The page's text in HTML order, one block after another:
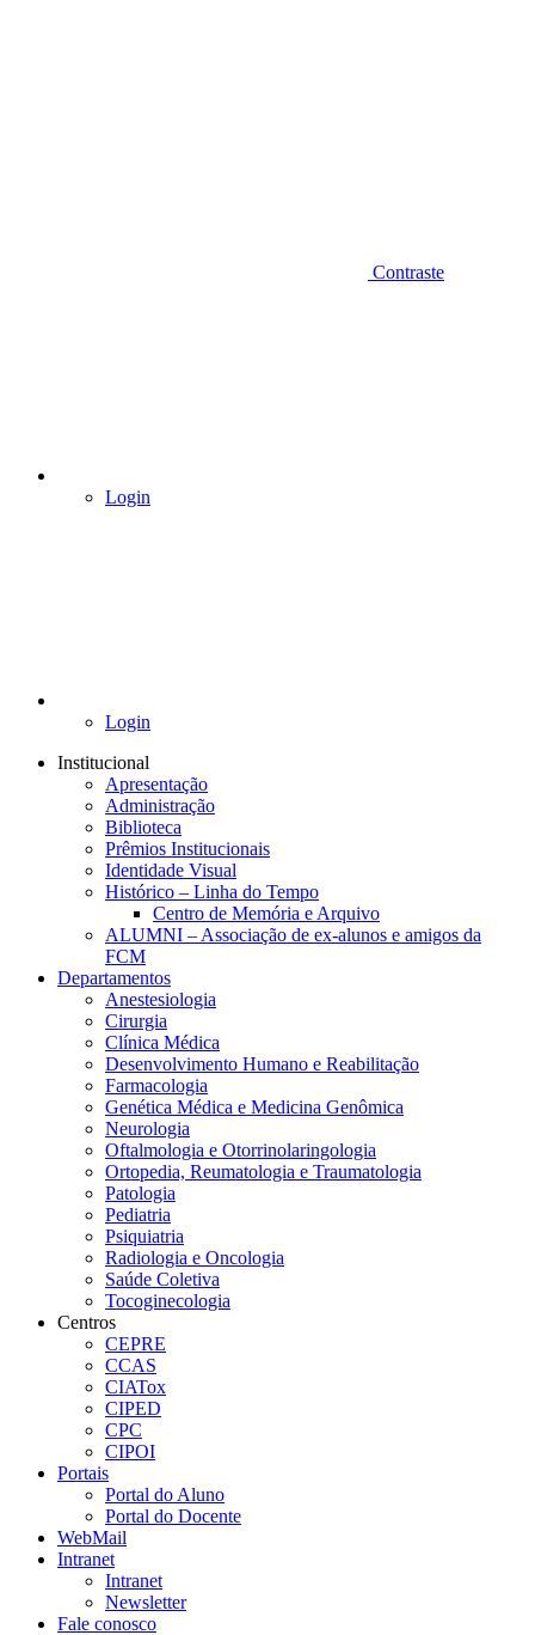
Contraste
Login
Login
Institucional
Apresentação
Administração
Biblioteca
Prêmios Institucionais
Identidade Visual
Histórico – Linha do Tempo
Centro de Memória e Arquivo
ALUMNI – Associação de ex-alunos e amigos da
FCM
Departamentos
Anestesiologia
Cirurgia
Clínica Médica
Desenvolvimento Humano e Reabilitação
Farmacologia
Genética Médica e Medicina Genômica
Neurologia
Oftalmologia e Otorrinolaringologia
Ortopedia, Reumatologia e Traumatologia
Patologia
Pediatria
Psiquiatria
Radiologia e Oncologia
Saúde Coletiva
Tocoginecologia
Centros
CEPRE
CCAS
CIATox
CIPED
CPC
CIPOI
Portais
Portal do Aluno
Portal do Docente
WebMail
Intranet
Intranet
Newsletter
Fale conosco